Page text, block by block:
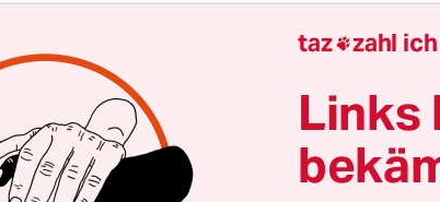
Elf Jahre Gefängnis. Zu dieser Strafe
Anfang Januar Manahel al-Otaibi. Das
Fitnesstrainerin und Aktivistin für
sie 2022 das saudische
zum Hidschab kritisiert und sich beim
Schleier gezeigt. Prompt folgte eine
taz zahl ich
Links